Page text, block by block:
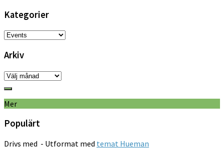
Kategorier
Kategorier
Arkiv
Arkiv
Mer
Populärt
Drivs med - Utformat med temat Hueman